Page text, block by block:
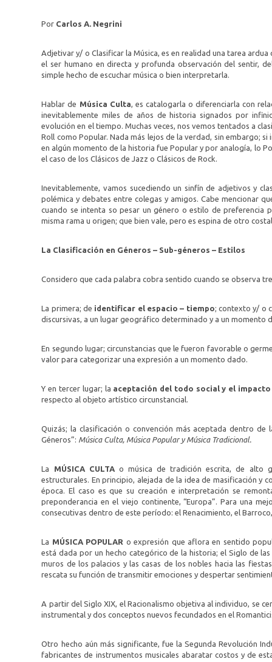
Por Carlos A. Negrini
Adjetivar y/ o Clasificar la Música, es en realidad una tarea
el ser humano en directa y profunda observación del sentir,
simple hecho de escuchar música o bien interpretarla.
Hablar de Música Culta, es catalogarla o diferenciarla con
inevitablemente miles de años de historia signados por
evolución en el tiempo. Muchas veces, nos vemos tentados a
Roll como Popular. Nada más lejos de la verdad, sin embargo;
en algún momento de la historia fue Popular y por analogía, lo
el caso de los Clásicos de Jazz o Clásicos de Rock.
Inevitablemente, vamos sucediendo un sinfín de adjetivos y
polémica y debates entre colegas y amigos. Cabe mencionar
cuando se intenta so pesar un género o estilo de preferencia
misma rama u origen; que bien vale, pero es espina de otro
La Clasificación en Géneros – Sub-géneros – Estilos
Considero que cada palabra cobra sentido cuando se observa
La primera; de identificar el espacio – tiempo; contexto y/ o
discursivas, a un lugar geográfico determinado y a un momento
En segundo lugar; circunstancias que le fueron favorable o
valor para categorizar una expresión a un momento dado.
Y en tercer lugar; la aceptación del todo social y el
respecto al objeto artístico circunstancial.
Quizás; la clasificación o convención más aceptada dentro de
Géneros”: Música Culta, Música Popular y Música Tradicional.
La MÚSICA CULTA o música de tradición escrita, de alto
estructurales. En principio, alejada de la idea de masificación y
época. El caso es que su creación e interpretación se
preponderancia en el viejo continente, “Europa”. Para una
consecutivas dentro de este período: el Renacimiento, el
La MÚSICA POPULAR o expresión que aflora en sentido
está dada por un hecho categórico de la historia; el Siglo de las
muros de los palacios y las casas de los nobles hacia las
rescata su función de transmitir emociones y despertar
A partir del Siglo XIX, el Racionalismo objetiva al individuo, se
instrumental y dos conceptos nuevos fecundados en el
Otro hecho aún más significante, fue la Segunda Revolución
fabricantes de instrumentos musicales abaratar costos y de